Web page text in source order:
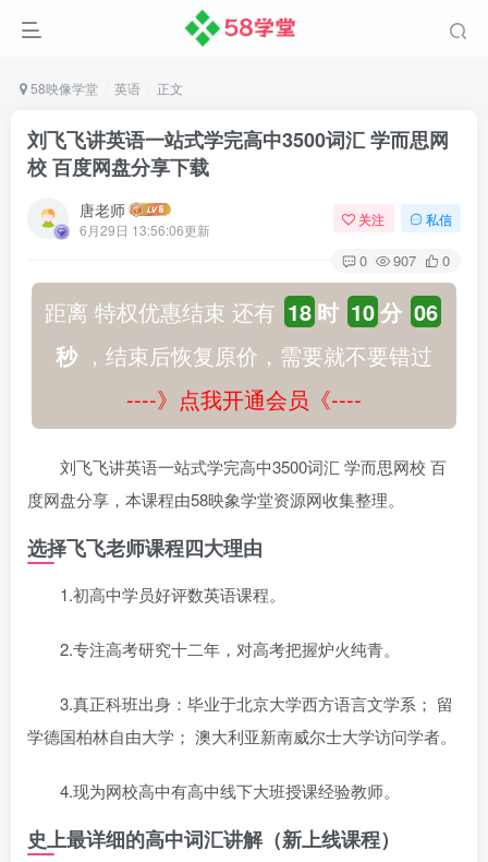
58映像学堂 英语 正文
刘飞飞讲英语一站式学完高中3500词汇 学而思网
校 百度网盘分享下载
唐老师
6月29日 13:56:06更新
关注 私信
0 907 0
距离 特权优惠结束 还有 18 时 10分 06
秒，结束后恢复原价，需要就不要错过
----》点我开通会员《----
刘飞飞讲英语一站式学完高中3500词汇 学而思网校 百
度网盘分享，本课程由58映象学堂资源网收集整理。
选择飞飞老师课程四大理由
1.初高中学员好评数英语课程。
2.专注高考研究十二年，对高考把握炉火纯青。
3.真正科班出身：毕业于北京大学西方语言文学系； 留
学德国柏林自由大学； 澳大利亚新南威尔士大学访问学者。
4.现为网校高中有高中线下大班授课经验教师。
史上最详细的高中词汇讲解（新上线课程）